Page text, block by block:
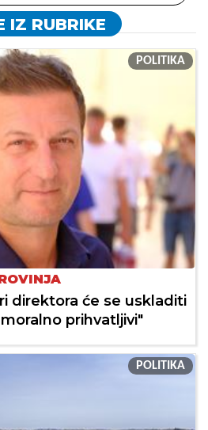
IZ RUBRIKE
POLITIKA
direktora će se uskladiti
prihvatljivi"
POLITIKA